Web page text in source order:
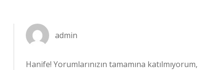
admin
Hanife! Yorumlarınızın tamamına katılmıyorum,